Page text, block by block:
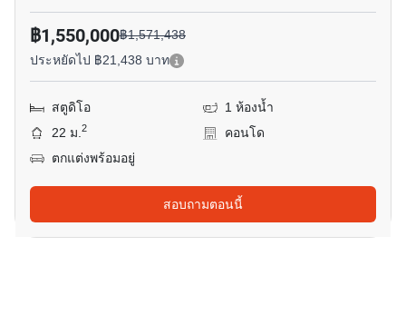
฿1,550,000฿1,571,438
ประหยัดไป ฿21,438 บาท
สตูดิโอ
1 ห้องน้ำ
22 ม.2
คอนโด
ตกแต่งพร้อมอยู่
สอบถามตอนนี้